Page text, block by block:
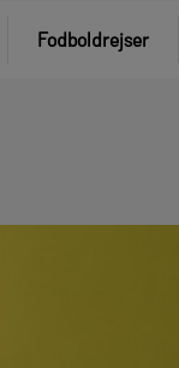
Fodboldrejser